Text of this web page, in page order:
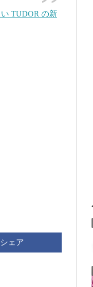
TUDOR の新
シェア